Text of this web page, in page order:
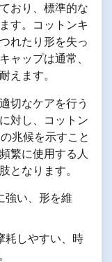
おり、標準的な
す。コットンキ
れたり形を失っ
ャップは通常、
えます。
切なケアを行う
対し、コットン
兆候を示すこと
繁に使用する人
となります。
強い、形を維
耗しやすい、時